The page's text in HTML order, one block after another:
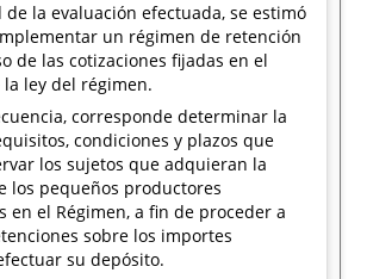
la evaluación efectuada, se estimó
un régimen de retención
de las cotizaciones fijadas en el
la ley del régimen.
corresponde determinar la
condiciones y plazos que
los sujetos que adquieran la
los pequeños productores
en el Régimen, a fin de proceder a
sobre los importes
su depósito.